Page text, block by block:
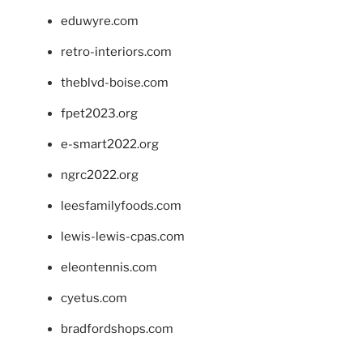
eduwyre.com
retro-interiors.com
theblvd-boise.com
fpet2023.org
e-smart2022.org
ngrc2022.org
leesfamilyfoods.com
lewis-lewis-cpas.com
eleontennis.com
cyetus.com
bradfordshops.com